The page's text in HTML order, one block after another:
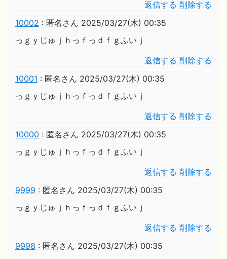
返信する 削除する
10002 : 匿名さん 2025/03/27(木) 00:35
っｇｙじゅｊｈっｆっｄｆｇふいｊ
返信する 削除する
10001 : 匿名さん 2025/03/27(木) 00:35
っｇｙじゅｊｈっｆっｄｆｇふいｊ
返信する 削除する
10000 : 匿名さん 2025/03/27(木) 00:35
っｇｙじゅｊｈっｆっｄｆｇふいｊ
返信する 削除する
9999 : 匿名さん 2025/03/27(木) 00:35
っｇｙじゅｊｈっｆっｄｆｇふいｊ
返信する 削除する
9998 : 匿名さん 2025/03/27(木) 00:35